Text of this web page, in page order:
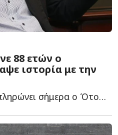
88 ετών ο
ιστορία με την
Τα 88 του χρόνια συμπληρώνει σήμερα ο Ότο Ρεχάγκελ, με τ...